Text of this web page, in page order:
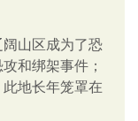
山区成为了恐
和绑架事件；
地长年笼罩在